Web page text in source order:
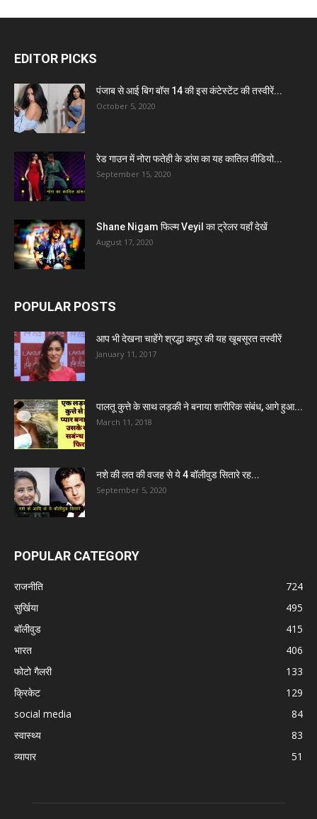
EDITOR PICKS
पंजाब से आई बिग बॉस 14 की इस कंटेस्टेंट की तस्वीरें...
October 5, 2020
रेड गाउन में नोरा फतेही के डांस का यह कातिल वीडियो...
September 15, 2020
Shane Nigam फिल्म Veyil का ट्रेलर यहाँ देखें
August 17, 2020
POPULAR POSTS
आप भी देखना चाहेंगे श्रद्धा कपूर की यह खूबसूरत तस्वीरें
January 11, 2017
पालतू कुत्ते के साथ लड़की ने बनाया शारीरिक संबंध, आगे हुआ...
March 11, 2018
नशे की लत की वजह से ये 4 बॉलीवुड सितारे रह...
September 5, 2020
POPULAR CATEGORY
राजनीति
724
सुर्खिया
495
बॉलीवुड
415
भारत
406
फोटो गैलरी
133
क्रिकेट
129
social media
84
स्वास्थ्य
83
व्यापार
51